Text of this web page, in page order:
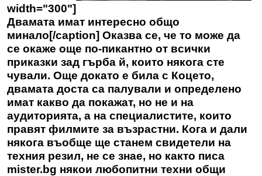
width="300"]
Двамата имат интересно общо
минало[/caption] Оказва се, че то може да
се окаже още по-пикантно от всички
приказки зад гърба й, които някога сте
чували. Още докато е била с Коцето,
двамата доста са палували и определено
имат какво да покажат, но не и на
аудиторията, а на специалистите, които
правят филмите за възрастни. Кога и дали
някога въобще ще станем свидетели на
техния резил, не се знае, но както писа
mister.bg някои любопитни техни общи